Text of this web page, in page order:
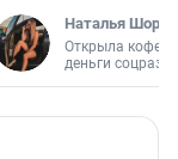
Наталья
Открыла
деньги